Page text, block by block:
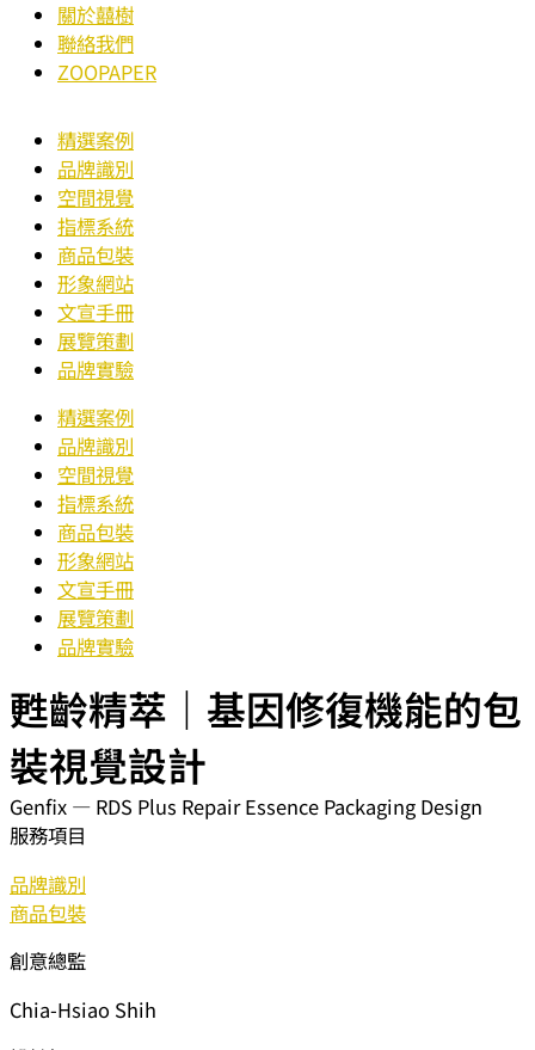
關於囍樹
聯絡我們
ZOOPAPER
精選案例
品牌識別
空間視覺
指標系統
商品包裝
形象網站
文宣手冊
展覽策劃
品牌實驗
精選案例
品牌識別
空間視覺
指標系統
商品包裝
形象網站
文宣手冊
展覽策劃
品牌實驗
甦齡精萃｜基因修復機能的包
裝視覺設計
Genfix — RDS Plus Repair Essence Packaging Design
服務項目
品牌識別
商品包裝
創意總監
Chia-Hsiao Shih